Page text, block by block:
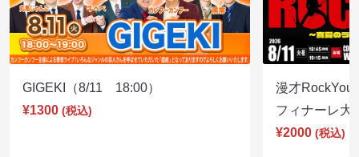
GIGEKI（8/11 18:00）
¥1300 (税込)
漫才RockYou
フィナーレ
¥2000 (税込)